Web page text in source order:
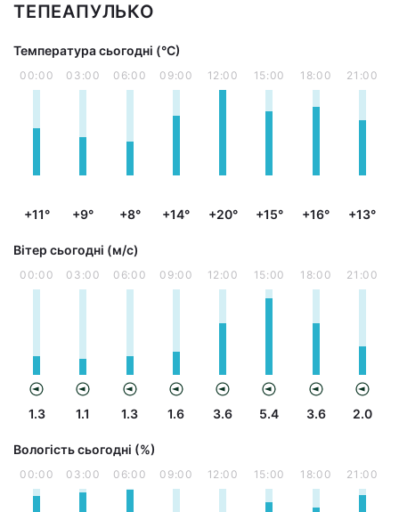
ТЕПЕАПУЛЬКО
Температура сьогодні (°С)
00:00
+11°
03:00
+9°
06:00
+8°
09:00
+14°
12:00
+20°
15:00
+15°
18:00
+16°
21:00
+13°
Вітер сьогодні (м/с)
00:00
1.3
03:00
1.1
06:00
1.3
09:00
1.6
12:00
3.6
15:00
5.4
18:00
3.6
21:00
2.0
Вологість сьогодні (%)
00:00 03:00 06:00 09:00 12:00 15:00 18:00 21:00